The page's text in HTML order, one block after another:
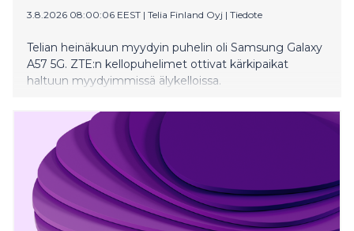
3.8.2026 08:00:06 EEST | Telia Finland Oyj | Tiedote
Telian heinäkuun myydyin puhelin oli Samsung Galaxy
A57 5G. ZTE:n kellopuhelimet ottivat kärkipaikat
haltuun myydyimmissä älykelloissa.